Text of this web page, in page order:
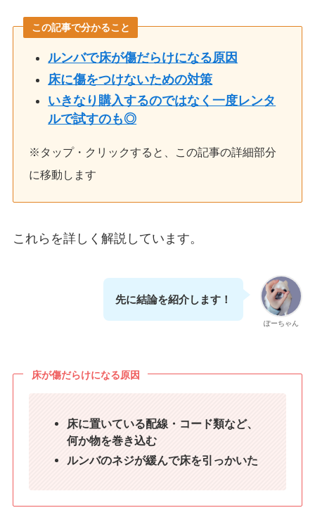
この記事で分かること
ルンバで床が傷だらけになる原因
床に傷をつけないための対策
いきなり購入するのではなく一度レンタ
ルで試すのも◎
※タップ・クリックすると、この記事の詳細部分
に移動します
これらを詳しく解説しています。
ぽーちゃん
先に結論を紹介します！
床が傷だらけになる原因
床に置いている配線・コード類など、
何か物を巻き込む
ルンバのネジが緩んで床を引っかいた